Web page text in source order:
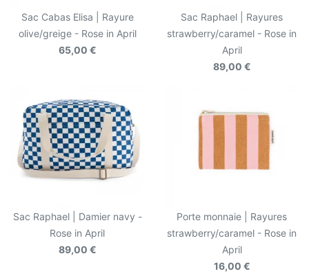
Sac Cabas Elisa | Rayure
olive/greige - Rose in April
65,00 €
Sac Raphael | Rayures
strawberry/caramel - Rose in
April
89,00 €
Sac Raphael | Damier navy -
Rose in April
89,00 €
Porte monnaie | Rayures
strawberry/caramel - Rose in
April
16,00 €